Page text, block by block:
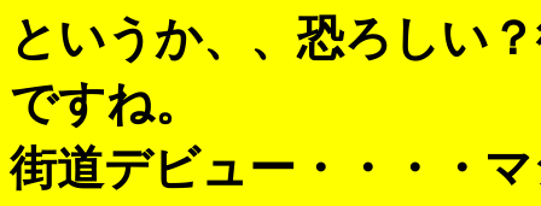
というか、、恐ろしい
ですね。
街道デビュー・・・・